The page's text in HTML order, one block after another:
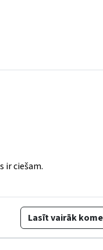
ir ciešam.
Lasīt vairāk